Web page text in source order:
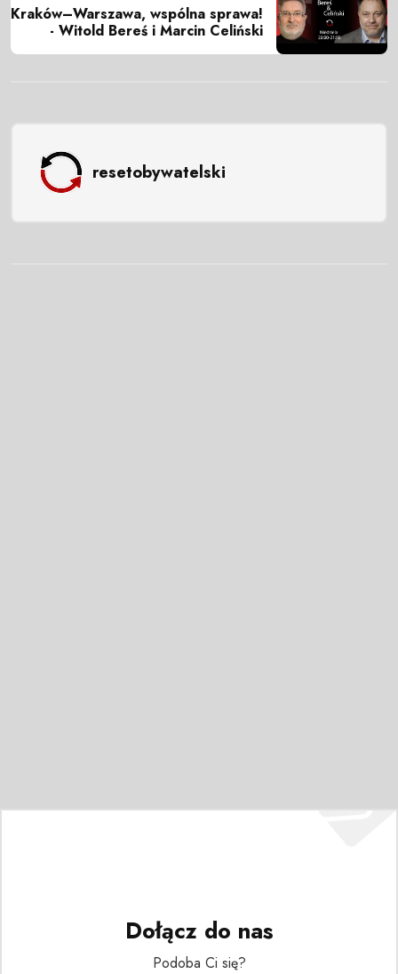
Kraków–Warszawa, wspólna sprawa!
- Witold Bereś i Marcin Celiński
resetobywatelski
Dołącz do nas
Podoba Ci się?